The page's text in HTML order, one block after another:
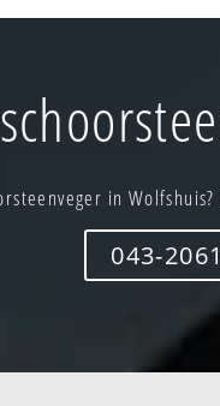
in
043-